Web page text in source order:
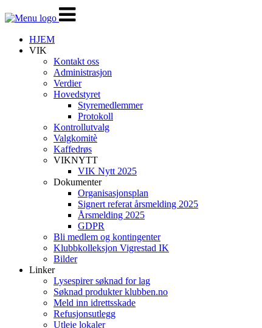
Veksle
navigasjon
HJEM
VIK
Kontakt oss
Administrasjon
Verdier
Hovedstyret
Styremedlemmer
Protokoll
Kontrollutvalg
Valgkomitè
Kaffedrøs
VIKNYTT
VIK Nytt 2025
Dokumenter
Organisasjonsplan
Signert referat årsmelding 2025
Årsmelding 2025
GDPR
Bli medlem og kontingenter
Klubbkolleksjon Vigrestad IK
Bilder
Linker
Lysespirer søknad for lag
Søknad produkter klubben.no
Meld inn idrettsskade
Refusjonsutlegg
Utleie lokaler